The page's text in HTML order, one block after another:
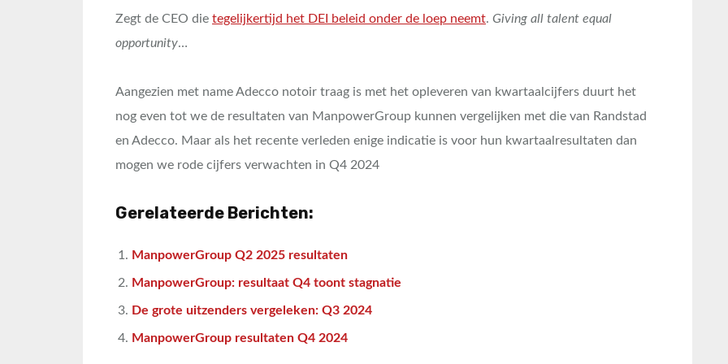
Zegt de CEO die tegelijkertijd het DEI beleid onder de loep neemt. Giving all talent equal
opportunity…
Aangezien met name Adecco notoir traag is met het opleveren van kwartaalcijfers duurt het
nog even tot we de resultaten van ManpowerGroup kunnen vergelijken met die van Randstad
en Adecco. Maar als het recente verleden enige indicatie is voor hun kwartaalresultaten dan
mogen we rode cijfers verwachten in Q4 2024
Gerelateerde Berichten:
ManpowerGroup Q2 2025 resultaten
ManpowerGroup: resultaat Q4 toont stagnatie
De grote uitzenders vergeleken: Q3 2024
ManpowerGroup resultaten Q4 2024